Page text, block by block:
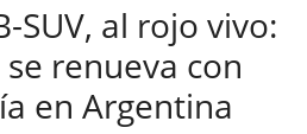
SUV, al rojo vivo:
renueva con
en Argentina